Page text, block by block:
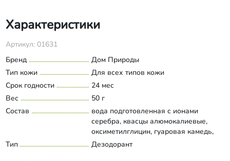
Характеристики
Артикул: 01631
Бренд
Дом Природы
Тип кожи
Для всех типов кожи
Срок годности
24 мес
Вес
50 г
Состав
вода подготовленная с ионами
серебра, квасцы алюмокалиевые,
оксиметилглицин, гуаровая камедь,
сок огурца, экстракты лимонника,
Развернуть состав
Тип Дезодорант